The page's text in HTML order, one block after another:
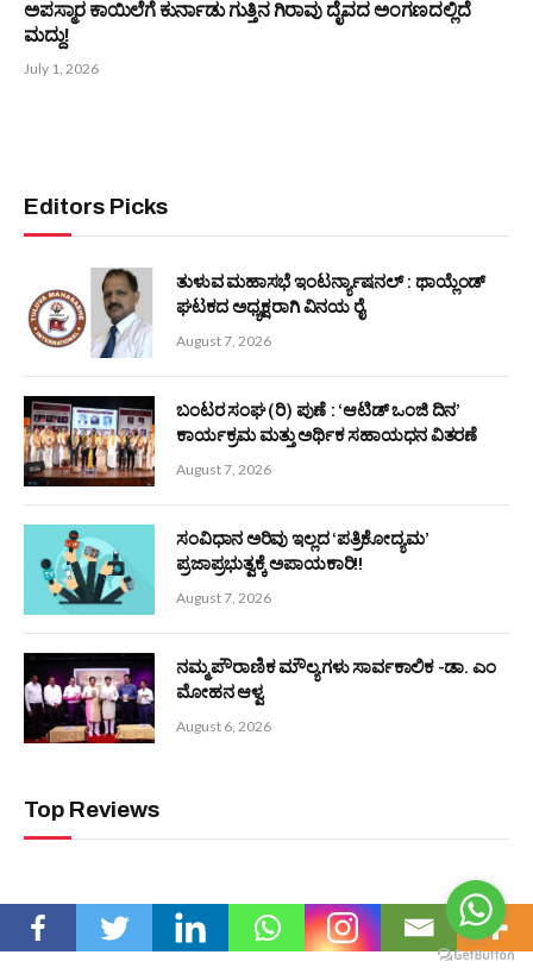
ತುಳುವರ ಕಾಲಜ್ಞಾನದ ಜೈವ ವಿಜ್ಞಾನ : ಆಟಿ ಮತ್ತು ಸೋಣ
July 6, 2026
ಅಪಸ್ಮಾರ ಕಾಯಿಲೆಗೆ ಕುರ್ನಾಡು ಗುತ್ತಿನ ಗಿರಾವು ದೈವದ ಅಂಗಣದಲ್ಲಿದೆ
ಮದ್ದು!